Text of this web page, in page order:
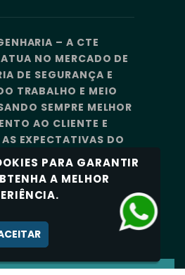
– A CTE
NO MERCADO DE
DE SEGURANÇA E
TRABALHO E MEIO
SEMPRE MELHOR
AO CLIENTE E
EXPECTATIVAS DO
A CTE ENGENHARIA
UMA EQUIPE DE
ALTAMENTE
E ESPECIALIZADOS.
de Privacidade
PARA GARANTIR
A MELHOR